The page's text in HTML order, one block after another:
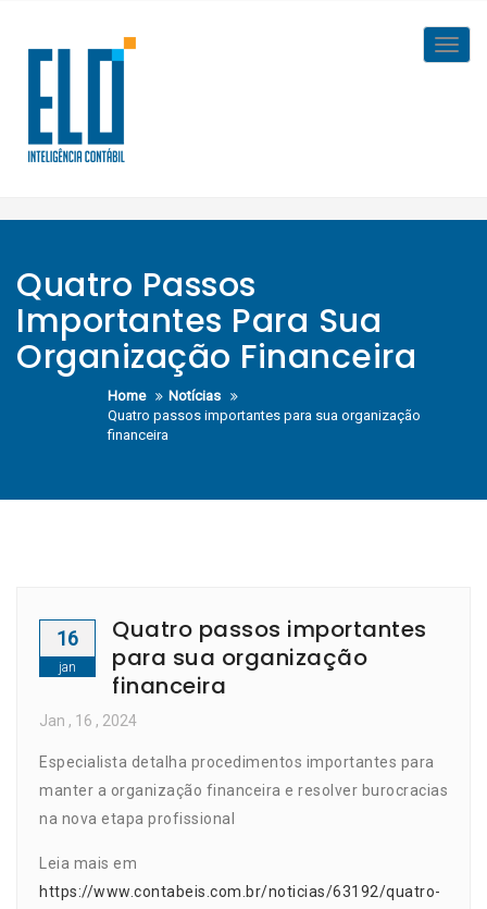
content
Quatro Passos
Importantes Para Sua
Organização Financeira
Home
Notícias
Quatro passos importantes para sua organização
financeira
16
jan
Quatro passos importantes
para sua organização
financeira
Jan , 16 , 2024
Especialista detalha procedimentos importantes para
manter a organização financeira e resolver burocracias
na nova etapa profissional
Leia mais em
https://www.contabeis.com.br/noticias/63192/quatro-